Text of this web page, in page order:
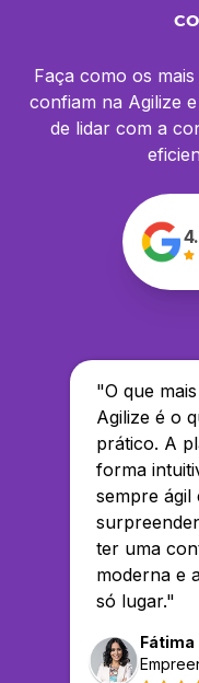
Faça como os
confiam na Agilize
de lidar com a
"O que
Agilize é o
prático. A
forma
sempre ágil
ter uma
moderna e
só lugar."
Fátima